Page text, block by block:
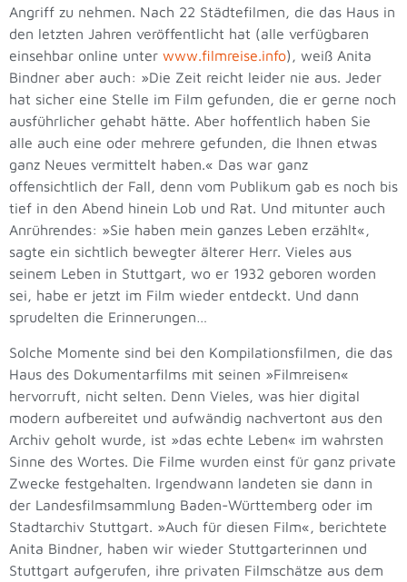
Angriff zu nehmen. Nach 22 Städtefilmen, die das Haus in
den letzten Jahren veröffentlicht hat (alle verfügbaren
einsehbar online unter www.filmreise.info), weiß Anita
Bindner aber auch: »Die Zeit reicht leider nie aus. Jeder
hat sicher eine Stelle im Film gefunden, die er gerne noch
ausführlicher gehabt hätte. Aber hoffentlich haben Sie
alle auch eine oder mehrere gefunden, die Ihnen etwas
ganz Neues vermittelt haben.« Das war ganz
offensichtlich der Fall, denn vom Publikum gab es noch bis
tief in den Abend hinein Lob und Rat. Und mitunter auch
Anrührendes: »Sie haben mein ganzes Leben erzählt«,
sagte ein sichtlich bewegter älterer Herr. Vieles aus
seinem Leben in Stuttgart, wo er 1932 geboren worden
sei, habe er jetzt im Film wieder entdeckt. Und dann
sprudelten die Erinnerungen…
Solche Momente sind bei den Kompilationsfilmen, die das
Haus des Dokumentarfilms mit seinen »Filmreisen«
hervorruft, nicht selten. Denn Vieles, was hier digital
modern aufbereitet und aufwändig nachvertont aus den
Archiv geholt wurde, ist »das echte Leben« im wahrsten
Sinne des Wortes. Die Filme wurden einst für ganz private
Zwecke festgehalten. Irgendwann landeten sie dann in
der Landesfilmsammlung Baden-Württemberg oder im
Stadtarchiv Stuttgart. »Auch für diesen Film«, berichtete
Anita Bindner, haben wir wieder Stuttgarterinnen und
Stuttgart aufgerufen, ihre privaten Filmschätze aus dem